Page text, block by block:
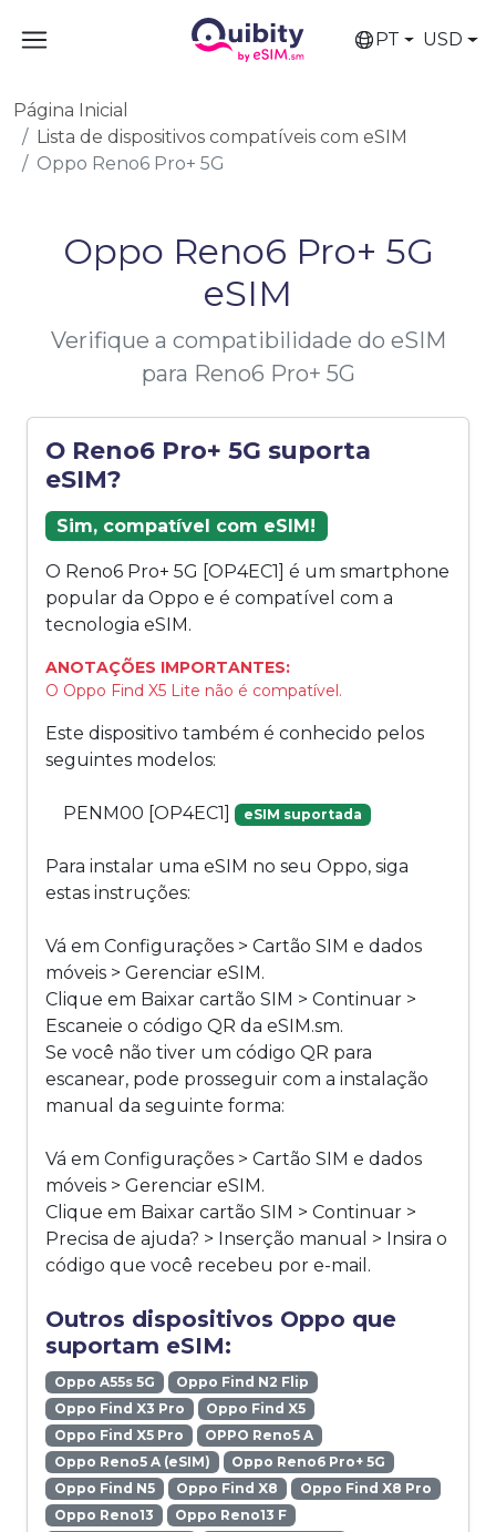
PT USD
Página Inicial
Lista de dispositivos compatíveis com eSIM
Oppo Reno6 Pro+ 5G
Oppo Reno6 Pro+ 5G
eSIM
Verifique a compatibilidade do eSIM
para Reno6 Pro+ 5G
O Reno6 Pro+ 5G suporta
eSIM?
Sim, compatível com eSIM!
O Reno6 Pro+ 5G [OP4EC1] é um smartphone
popular da Oppo e é compatível com a
tecnologia eSIM.
ANOTAÇÕES IMPORTANTES:
O Oppo Find X5 Lite não é compatível.
Este dispositivo também é conhecido pelos
seguintes modelos:
PENM00 [OP4EC1] eSIM suportada
Para instalar uma eSIM no seu Oppo, siga
estas instruções:
Vá em Configurações > Cartão SIM e dados
móveis > Gerenciar eSIM.
Clique em Baixar cartão SIM > Continuar >
Escaneie o código QR da eSIM.sm.
Se você não tiver um código QR para
escanear, pode prosseguir com a instalação
manual da seguinte forma:
Vá em Configurações > Cartão SIM e dados
móveis > Gerenciar eSIM.
Clique em Baixar cartão SIM > Continuar >
Precisa de ajuda? > Inserção manual > Insira o
código que você recebeu por e-mail.
Outros dispositivos Oppo que
suportam eSIM:
Oppo A55s 5G
Oppo Find N2 Flip
Oppo Find X3 Pro
Oppo Find X5
Oppo Find X5 Pro
OPPO Reno5 A
Oppo Reno5 A (eSIM)
Oppo Reno6 Pro+ 5G
Oppo Find N5
Oppo Find X8
Oppo Find X8 Pro
Oppo Reno13
Oppo Reno13 F